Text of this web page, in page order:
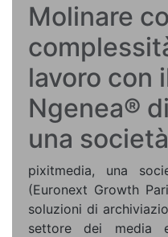
Molinare
lavoro con
Ngenea®
una
pixitmedia, una
(Euronext Growth
soluzioni di
settore dei media